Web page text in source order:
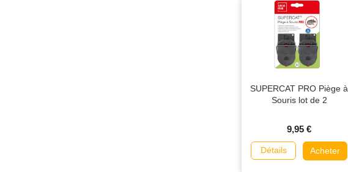
SUPERCAT PRO Piège à
Souris lot de 2
9,95 €
Détails Acheter